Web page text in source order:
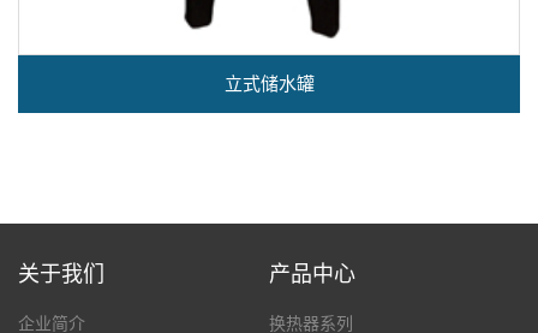
立式储水罐
关于我们
企业简介
产品中心
换热器系列